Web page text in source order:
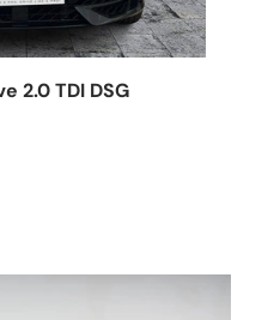
2.0 TDI DSG